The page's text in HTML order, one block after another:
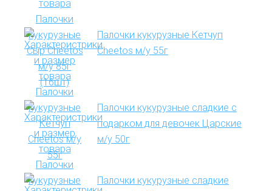
Палочки кукурузные Кетчуп
Cheetos м/у 55г
Палочки кукурузные сладкие с
подарком для девочек Царские
м/у 50г
Палочки кукурузные сладкие